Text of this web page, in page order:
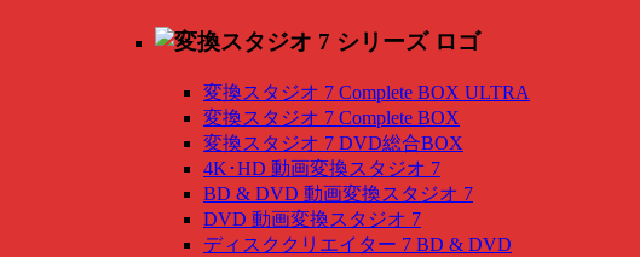
変換スタジオ 7 Complete BOX ULTRA
変換スタジオ 7 Complete BOX
変換スタジオ 7 DVD総合BOX
4K･HD 動画変換スタジオ 7
BD & DVD 動画変換スタジオ 7
DVD 動画変換スタジオ 7
ディスククリエイター 7 BD & DVD